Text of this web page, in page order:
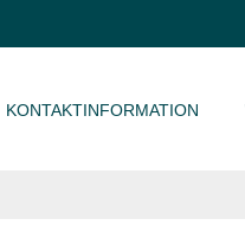
KONTAKTINFORMATION